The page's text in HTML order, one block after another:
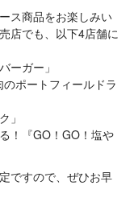
ス商品をお楽しみい
店でも、以下4店舗に
ーガー」
ポートフィールドラ
」
！『GO！GO！塩や
ですので、ぜひお早